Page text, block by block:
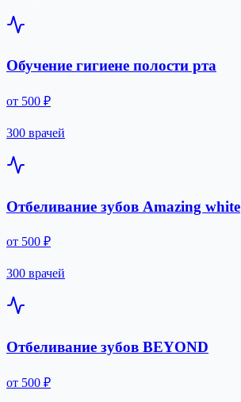
Обучение гигиене полости рта
от 500 ₽
300 врачей
Отбеливание зубов Amazing white
от 500 ₽
300 врачей
Отбеливание зубов BEYOND
от 500 ₽